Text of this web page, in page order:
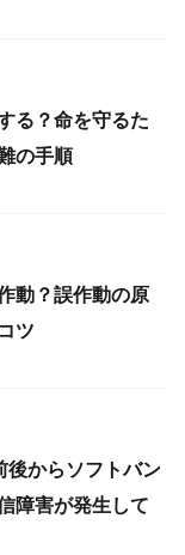
る？命を守るた
の手順
動？誤作動の原
ツ
後からソフトバン
障害が発生して